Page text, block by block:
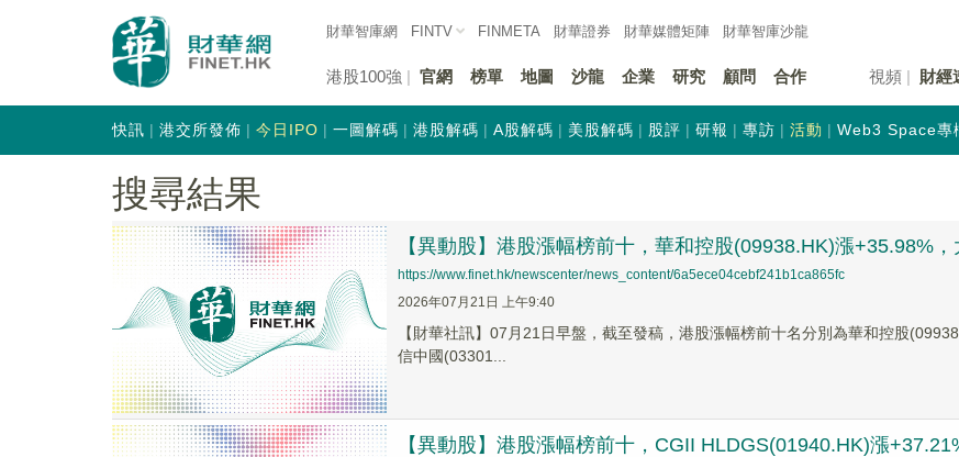
財華智庫網 FINTV FINMETA 財華證券 財華媒體矩陣 財華智庫沙龍
港股100強 官網 榜單 地圖 沙龍 企業 研究 顧問 合作 視頻 財經
快訊 港交所發佈 今日IPO 一圖解碼 港股解碼 A股解碼 美股解碼 股評 研報 專訪 活動 Web3 Space專
搜尋結果
【異動股】港股漲幅榜前十，華和控股(09938.HK)漲+35.98%
https://www.finet.hk/newscenter/news_content/6a5ece04cebf241b1ca865fc
2026年07月21日 上午9:40
【財華社訊】07月21日早盤，截至發稿，港股漲幅榜前十名分別為華和控股
信中國(03301...
【異動股】港股漲幅榜前十，CGII HLDGS(01940.HK)漲